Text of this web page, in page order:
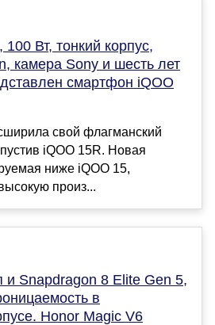
Вт, тонкий корпус,
камера Sony и шесть лет
смартфон iQOO
свой флагманский
iQOO 15R. Новая
ниже iQOO 15,
произ...
Snapdragon 8 Elite Gen 5,
в
Honor Magic V6